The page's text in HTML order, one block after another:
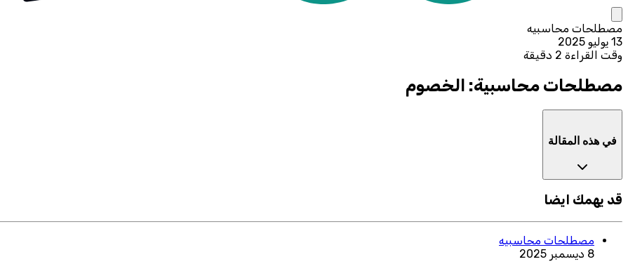
مصطلحات محاسبيه
13 يوليو 2025
وقت القراءة 2 دقيقة
مصطلحات محاسبية: الخصوم
في هذه المقالة
قد يهمك ايضا
مصطلحات محاسبيه
8 ديسمبر 2025